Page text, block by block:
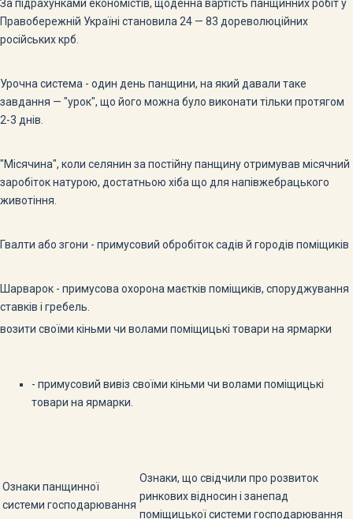
За підрахунками економістів, щоденна вартість панщинних робіт у
Правобережній Україні становила 24 — 83 дореволюційних
російських крб.
Урочна система - один день панщини, на який давали таке
завдання — "урок", що його можна було виконати тільки протягом
2-3 днів.
"Місячина", коли селянин за постійну панщину отримував місячний
заробіток натурою, достатньою хіба що для напівжебрацького
животіння.
Гвалти або згони - примусовий обробіток садів й городів поміщиків
Шарварок - примусова охорона маєтків поміщиків, споруджування
ставків і гребель.
возити своїми кіньми чи волами поміщицькі товари на ярмарки
- примусовий вивіз своїми кіньми чи волами поміщицькі
товари на ярмарки.
Ознаки панщинної
системи господарювання
Ознаки, що свідчили про розвиток
ринкових відносин і занепад
поміщицької системи господарювання